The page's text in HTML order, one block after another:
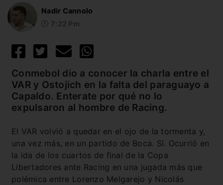
Nadir Cannolo
Conmebol dio a conocer la charla entre el
VAR y Ostojich en la falta del paraguayo a
Capaldo. Enterate por qué no lo
expulsaron al hombre de Racing.
El VAR volvió a quedar en el ojo de la tormenta y,
una vez más, en un partido de Boca. Sí. Ocurrió en
la ida de los cuartos de final de la Copa
Libertadores ante Racing en una jugada más que
polémica entre Lorenzo Melgarejo y Nicolás